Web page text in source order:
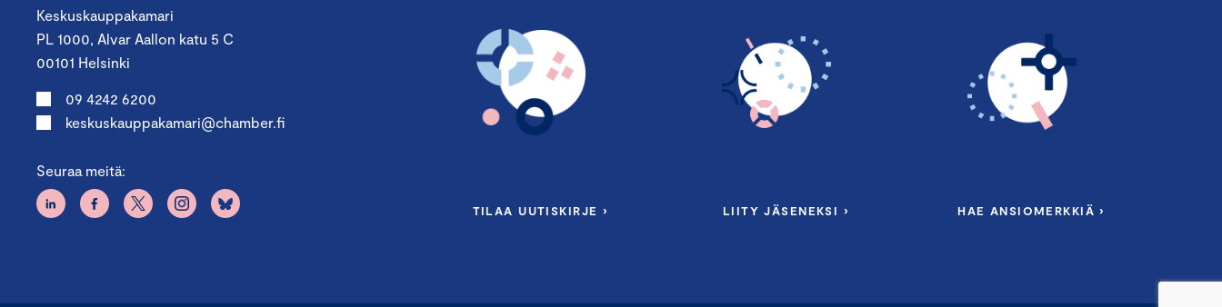
Keskuskauppakamari
PL 1000, Alvar Aallon katu 5 C
00101 Helsinki
09 4242 6200
keskuskauppakamari@chamber.fi
Seuraa meitä:
TILAA UUTISKIRJE › LIITY JÄSENEKSI › HAE ANSIOMERKKIÄ ›